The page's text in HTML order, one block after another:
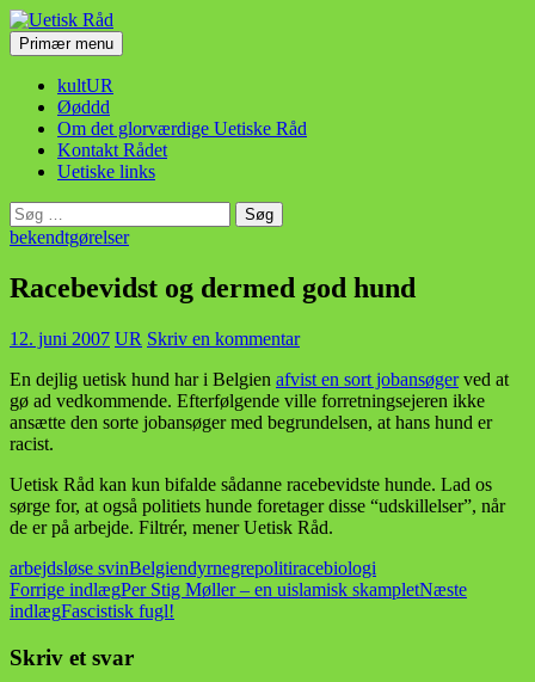
Hop
til
indhold
Uetisk Råd
SøgPrimær menu
kultUR
Øøddd
Om det glorværdige Uetiske Råd
Kontakt Rådet
Uetiske links
Søg
efter:
bekendtgørelser
Racebevidst og dermed god hund
12. juni 2007 UR Skriv en kommentar
En dejlig uetisk hund har i Belgien afvist en sort jobansøgerved at
gø ad vedkommende. Efterfølgende ville forretningsejeren ikke
ansætte den sorte jobansøger med begrundelsen, at hans hund er
racist.
Uetisk Råd kan kun bifalde sådanne racebevidste hunde. Lad os
sørge for, at også politiets hunde foretager disse “udskillelser”, når
de er på arbejde. Filtrér, mener Uetisk Råd.
arbejdsløse svinBelgiendyrnegrepolitiracebiologi
Indlægsnavigation
Forrige indlægPer Stig Møller – en uislamisk skampletNæste
indlægFascistisk fugl!
Skriv et svar